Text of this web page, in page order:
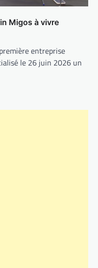
Migos à vivre
entreprise
le 26 juin 2026 un